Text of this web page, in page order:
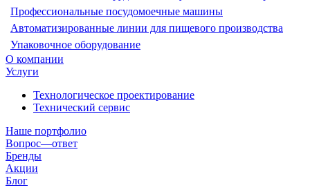
Профессиональные посудомоечные машины
Автоматизированные линии для пищевого производства
Упаковочное оборудование
О компании
Услуги
Технологическое проектирование
Технический сервис
Наше портфолио
Вопрос—ответ
Бренды
Акции
Блог